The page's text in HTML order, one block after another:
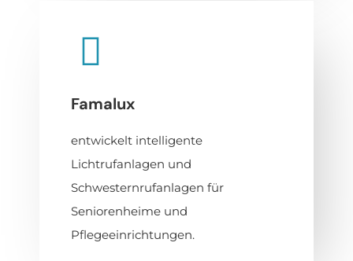
Famalux
entwickelt intelligente
Lichtrufanlagen und
Schwesternrufanlagen für
Seniorenheime und
Pflegeeinrichtungen.